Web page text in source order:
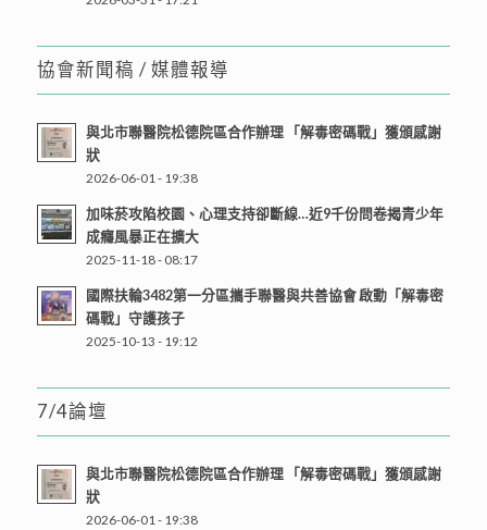
協會新聞稿 / 媒體報導
與北市聯醫院松德院區合作辦理 「解毒密碼戰」獲頒感謝
狀
2026-06-01 - 19:38
加味菸攻陷校園、心理支持卻斷線…近9千份問卷揭青少年
成癮風暴正在擴大
2025-11-18 - 08:17
國際扶輪3482第一分區攜手聯醫與共善協會 啟動「解毒密
碼戰」守護孩子
2025-10-13 - 19:12
7/4論壇
與北市聯醫院松德院區合作辦理 「解毒密碼戰」獲頒感謝
狀
2026-06-01 - 19:38